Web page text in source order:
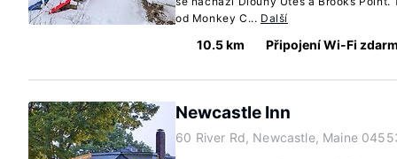
od Monkey C... Další
10.5 km Připojení Wi-Fi
Newcastle Inn
60 River Rd, Newcastle, Maine